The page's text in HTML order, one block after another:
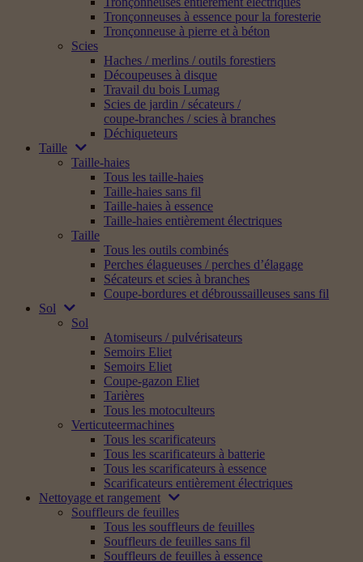
Tronçonneuses à essence pour la foresterie
Tronçonneuse à pierre et à béton
Scies
Haches / merlins / outils forestiers
Découpeuses à disque
Travail du bois Lumag
Scies de jardin / sécateurs /
coupe-branches / scies à branches
Déchiqueteurs
Taille
Taille-haies
Tous les taille-haies
Taille-haies sans fil
Taille-haies à essence
Taille-haies entièrement électriques
Taille
Tous les outils combinés
Perches élagueuses / perches d’élagage
Sécateurs et scies à branches
Coupe-bordures et débroussailleuses sans fil
Sol
Sol
Atomiseurs / pulvérisateurs
Semoirs Eliet
Semoirs Eliet
Coupe-gazon Eliet
Tarières
Tous les motoculteurs
Verticuteermachines
Tous les scarificateurs
Tous les scarificateurs à batterie
Tous les scarificateurs à essence
Scarificateurs entièrement électriques
Nettoyage et rangement
Souffleurs de feuilles
Tous les souffleurs de feuilles
Souffleurs de feuilles sans fil
Souffleurs de feuilles à essence